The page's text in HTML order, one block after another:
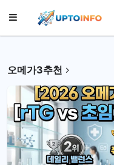
오메가3추천